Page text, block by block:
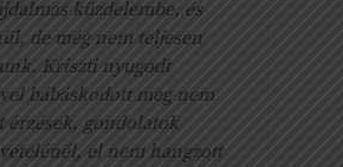
küzdelembe, és
de még nem teljesen
Kriszti nyugodt
bábáskodott meg nem
érzések, gondolatok
el nem hangzott